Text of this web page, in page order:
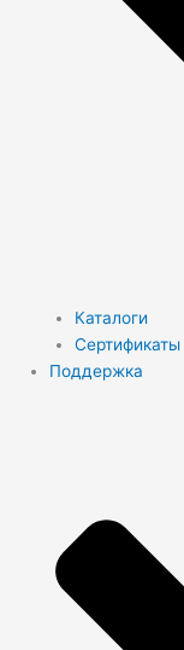
Каталоги
Сертификаты
Поддержка